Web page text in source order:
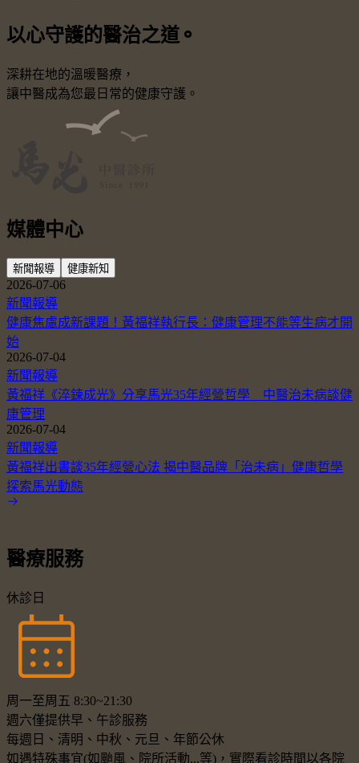
以心守護的醫治之道 ⚬
深耕在地的溫暖醫療，
讓中醫成為您最日常的健康守護。
媒體中心
新聞報導 健康新知
2026-07-06
新聞報導
健康焦慮成新課題！黃福祥執行長：健康管理不能等生病才開
始
2026-07-04
新聞報導
黃福祥《淬鍊成光》分享馬光35年經營哲學 中醫治未病談健
康管理
2026-07-04
新聞報導
黃福祥出書談35年經營心法 揭中醫品牌「治未病」健康哲學
探索馬光動態
醫療服務
休診日
周一至周五 8:30~21:30
週六僅提供早、午診服務
每週日、清明、中秋、元旦、年節公休
如遇特殊事宜(如颱風、院所活動...等)，實際看診時間以各院